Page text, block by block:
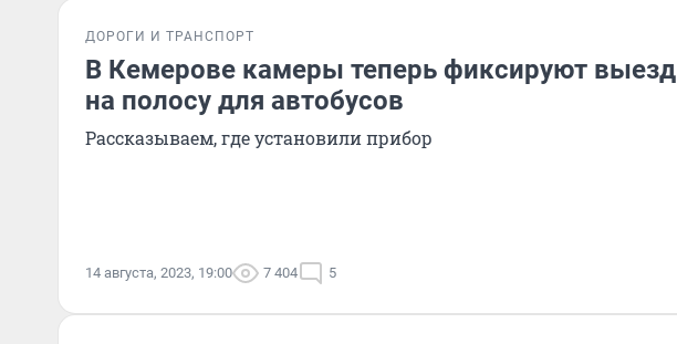
ДОРОГИ И ТРАНСПОРТ
В Кемерове камеры теперь фиксируют выезд
на полосу для автобусов
Рассказываем, где установили прибор
14 августа, 2023, 19:00 7 404 5